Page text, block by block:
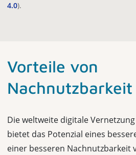
4.0).
Vorteile von
Nachnutzbarkeit
Die weltweite digitale
bietet das Potenzial eines
einer besseren Nachnutzbarkeit